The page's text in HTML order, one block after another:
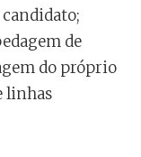
de
do próprio
linhas